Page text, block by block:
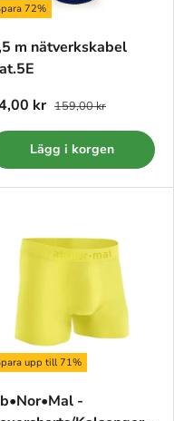
72%
m nätverkskabel
kr 159,00 kr
Lägg i korgen
upp till 71%
-